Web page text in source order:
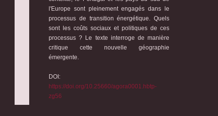
l'Europe sont pleinement engagés dans le
processus de transition énergétique. Quels
sont les coûts sociaux et politiques de ces
processus ? Le texte interroge de manière
critique cette nouvelle géographie
émergente.
DOI:
https://doi.org/10.25660/agora0001.hbtp-
zg56